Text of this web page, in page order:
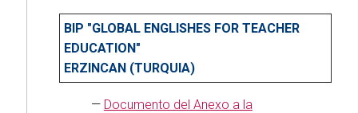
BIP "GLOBAL ENGLISHES FOR TEACHER
EDUCATION"
ERZINCAN (TURQUIA)
— Documento del Anexo a la